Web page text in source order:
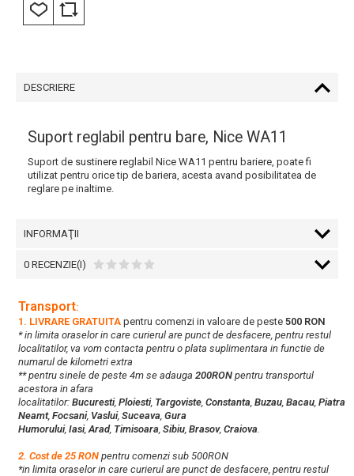
DESCRIERE
Suport reglabil pentru bare, Nice WA11
Suport de sustinere reglabil Nice WA11 pentru bariere, poate fi
utilizat pentru orice tip de bariera, acesta avand posibilitatea de
reglare pe inaltime.
INFORMAŢII
0 RECENZIE(I)
Transport:
1. LIVRARE GRATUITA pentru comenzi in valoare de peste 500 RON
* in limita oraselor in care curierul are punct de desfacere, pentru restul
localitatilor, va vom contacta pentru o plata suplimentara in functie de
numarul de kilometri extra
** pentru sinele de peste 4m se adauga 200RON pentru transportul
acestora in afara
localitatilor: Bucuresti, Ploiesti, Targoviste, Constanta, Buzau, Bacau, Piatra
Neamt, Focsani, Vaslui, Suceava, Gura
Humorului, Iasi,Arad, Timisoara, Sibiu, Brasov, Craiova.
2. Cost de 25 RON pentru comenzi sub 500RON
*in limita oraselor in care curierul are punct de desfacere, pentru restul